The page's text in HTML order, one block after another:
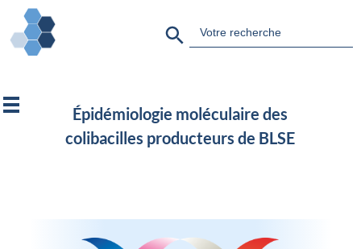
for:
Épidémiologie moléculaire des
colibacilles producteurs de BLSE